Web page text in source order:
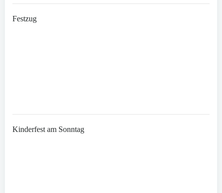
Festzug
Kinderfest am Sonntag